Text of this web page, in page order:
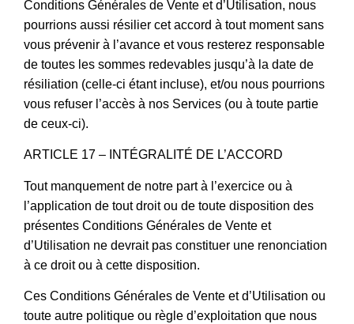
Conditions Générales de Vente et d’Utilisation, nous
pourrions aussi résilier cet accord à tout moment sans
vous prévenir à l’avance et vous resterez responsable
de toutes les sommes redevables jusqu’à la date de
résiliation (celle-ci étant incluse), et/ou nous pourrions
vous refuser l’accès à nos Services (ou à toute partie
de ceux-ci).
ARTICLE 17 – INTÉGRALITÉ DE L’ACCORD
Tout manquement de notre part à l’exercice ou à
l’application de tout droit ou de toute disposition des
présentes Conditions Générales de Vente et
d’Utilisation ne devrait pas constituer une renonciation
à ce droit ou à cette disposition.
Ces Conditions Générales de Vente et d’Utilisation ou
toute autre politique ou règle d’exploitation que nous